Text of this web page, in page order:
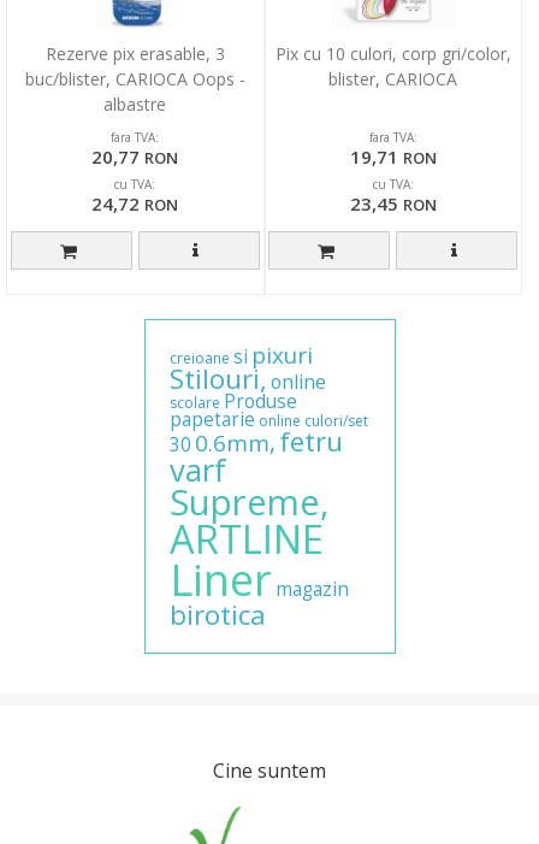
Rezerve pix erasable, 3
buc/blister, CARIOCA Oops -
albastre
fara TVA:
20,77 RON
cu TVA:
24,72 RON
Pix cu 10 culori, corp gri/color,
blister, CARIOCA
fara TVA:
19,71 RON
cu TVA:
23,45 RON
creioane si pixuri
Stilouri, online
scolare Produse
papetarie online culori/set
30 0.6mm,fetru
varf
Supreme,
ARTLINE
Liner magazin
birotica
Cine suntem